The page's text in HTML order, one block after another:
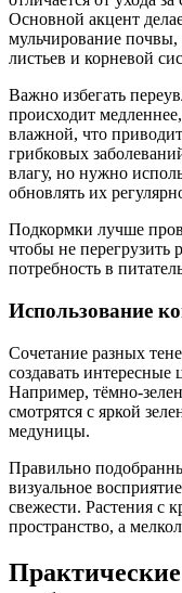
Основной акцент
мульчирование почвы,
листьев и корневой
Важно избегать
происходит
влажной, что
грибковых
влагу, но нужно
обновлять их
Подкормки лучше
чтобы не перегрузить
потребность в
Использование
Сочетание разных
создавать
Например, тёмно-
смотрятся с яркой
медуницы.
Правильно
визуальное
свежести. Растения с
пространство, а